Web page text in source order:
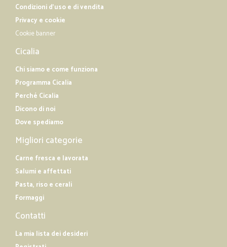
Condizioni d'uso e di vendita
Privacy e cookie
Cookie banner
Cicalia
Chi siamo e come funziona
Programma Cicalia
Perché Cicalia
Dicono di noi
Dove spediamo
Migliori categorie
Carne fresca e lavorata
Salumi e affettati
Pasta, riso e cerali
Formaggi
Contatti
La mia lista dei desideri